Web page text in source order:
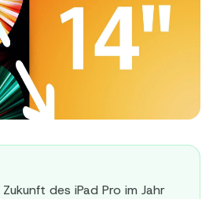
des iPad Pro im Jahr